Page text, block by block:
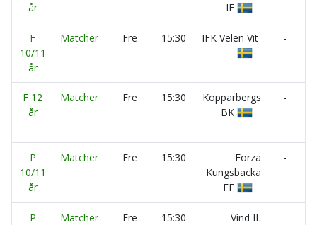
år
IF
F
10/11
år
Matcher Fre 15:30 IFK Velen Vit -
F 12
år
Matcher Fre 15:30
Kopparbergs
BK
-
P
10/11
år
Matcher Fre 15:30
Forza
Kungsbacka
FF
-
P
Matcher Fre 15:30
Vind IL
-